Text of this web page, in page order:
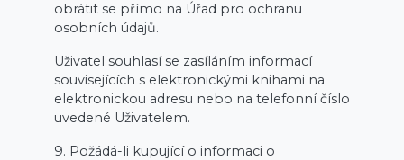
obrátit se přímo na Úřad pro ochranu
osobních údajů.
Uživatel souhlasí se zasíláním informací
souvisejících s elektronickými knihami na
elektronickou adresu nebo na telefonní číslo
uvedené Uživatelem.
9. Požádá-li kupující o informaci o